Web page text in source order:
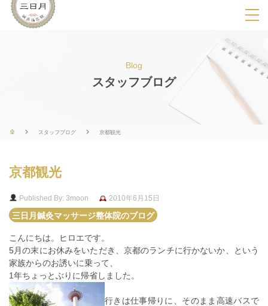
SPメニ
ー
展
用
ボ
Blog
スタッフブログ
スタッフブログ 京都観光
京都観光
Published By: 3moon
2010年6月15日
三日月鍼灸マッサージ整体院のブログ
こんにちは。ヒロエです。
5月の末にお休みをいただき、京都のランチに行かないか、という
家族からのお誘いに乗って、
1年ちょっとぶりに帰省しました。
行きは仕事帰りに、そのまま高速バスで